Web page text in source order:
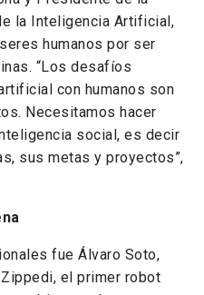
la Inteligencia Artificial,
humanos por ser
“Los desafíos
con humanos son
Necesitamos hacer
social, es decir
sus metas y proyectos”,
fue Álvaro Soto,
el primer robot